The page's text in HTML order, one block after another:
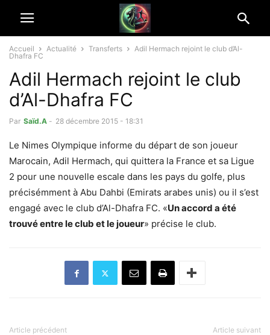
Accueil Actualité Transferts
Adil Hermach rejoint le club d’Al-
Dhafra FC
Adil Hermach rejoint le club
d’Al-Dhafra FC
Par Saïd.A - 28 décembre 2015 - 18:31
Le Nimes Olympique informe du départ de son joueur
Marocain, Adil Hermach, qui quittera la France et sa Ligue
2 pour une nouvelle escale dans les pays du golfe, plus
précisémment à Abu Dahbi (Emirats arabes unis) ou il s’est
engagé avec le club d’Al-Dhafra FC. «Un accord a été
trouvé entre le club et le joueur» précise le club.
Article précédent Article suivant